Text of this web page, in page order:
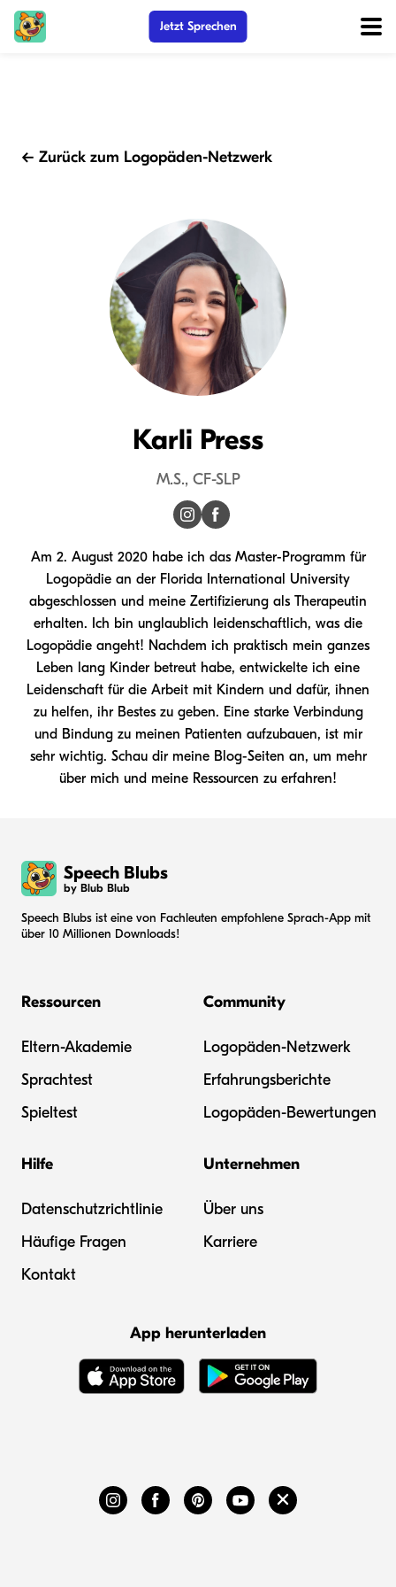
Jetzt Sprechen
← Zurück zum Logopäden-Netzwerk
Karli Press
M.S., CF-SLP
Am 2. August 2020 habe ich das Master-Programm für
Logopädie an der Florida International University
abgeschlossen und meine Zertifizierung als Therapeutin
erhalten. Ich bin unglaublich leidenschaftlich, was die
Logopädie angeht! Nachdem ich praktisch mein ganzes
Leben lang Kinder betreut habe, entwickelte ich eine
Leidenschaft für die Arbeit mit Kindern und dafür, ihnen
zu helfen, ihr Bestes zu geben. Eine starke Verbindung
und Bindung zu meinen Patienten aufzubauen, ist mir
sehr wichtig. Schau dir meine Blog-Seiten an, um mehr
über mich und meine Ressourcen zu erfahren!
Speech Blubs
by Blub Blub
Speech Blubs ist eine von Fachleuten empfohlene Sprach-App mit
über 10 Millionen Downloads!
Ressourcen
Eltern-Akademie
Sprachtest
Spieltest
Community
Logopäden-Netzwerk
Erfahrungsberichte
Logopäden-Bewertungen
Hilfe
Datenschutzrichtlinie
Häufige Fragen
Kontakt
Unternehmen
Über uns
Karriere
App herunterladen